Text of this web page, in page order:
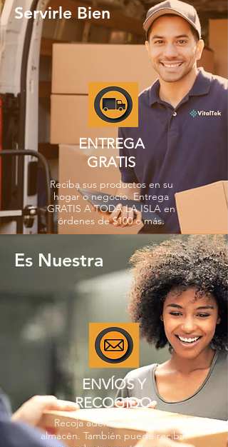
Servirle Bien
ENTREGA
GRATIS
Reciba sus productos en su
hogar o negocio. Entrega
GRATIS A TODA LA ISLA en
órdenes de $100 o más.
Es Nuestra
ENVÍOS Y
RECOGIDO
Recoja además en nuestro
almacén. También puede recibir